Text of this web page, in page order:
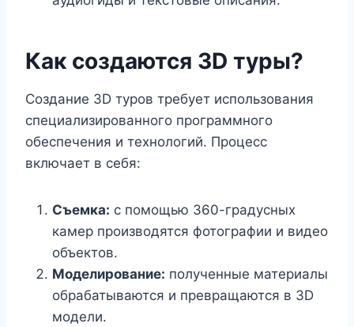
Как создаются 3D туры?
Создание 3D туров требует использования
специализированного программного
обеспечения и технологий. Процесс
включает в себя:
Съемка: с помощью 360-градусных
камер производятся фотографии и видео
объектов.
Моделирование: полученные материалы
обрабатываются и превращаются в 3D
модели.